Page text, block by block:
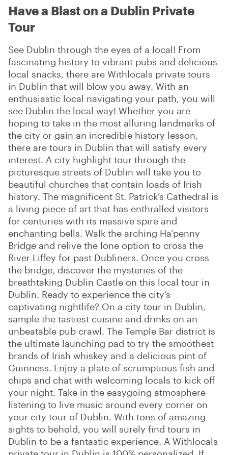
Have a Blast on a Dublin Private
Tour
See Dublin through the eyes of a local! From
fascinating history to vibrant pubs and delicious
local snacks, there are Withlocals private tours
in Dublin that will blow you away. With an
enthusiastic local navigating your path, you will
see Dublin the local way! Whether you are
hoping to take in the most alluring landmarks of
the city or gain an incredible history lesson,
there are tours in Dublin that will satisfy every
interest. A city highlight tour through the
picturesque streets of Dublin will take you to
beautiful churches that contain loads of Irish
history. The magnificent St. Patrick’s Cathedral is
a living piece of art that has enthralled visitors
for centuries with its massive spire and
enchanting bells. Walk the arching Ha’penny
Bridge and relive the lone option to cross the
River Liffey for past Dubliners. Once you cross
the bridge, discover the mysteries of the
breathtaking Dublin Castle on this local tour in
Dublin. Ready to experience the city’s
captivating nightlife? On a city tour in Dublin,
sample the tastiest cuisine and drinks on an
unbeatable pub crawl. The Temple Bar district is
the ultimate launching pad to try the smoothest
brands of Irish whiskey and a delicious pint of
Guinness. Enjoy a plate of scrumptious fish and
chips and chat with welcoming locals to kick off
your night. Take in the easygoing atmosphere
listening to live music around every corner on
your city tour of Dublin. With tons of amazing
sights to behold, you will surely find tours in
Dublin to be a fantastic experience. A Withlocals